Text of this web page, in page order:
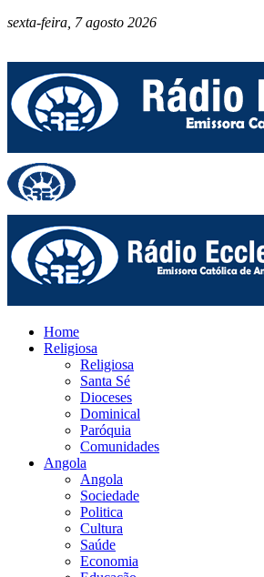
sexta-feira, 7 agosto 2026
Home
Religiosa
Religiosa
Santa Sé
Dioceses
Dominical
Paróquia
Comunidades
Angola
Angola
Sociedade
Politica
Cultura
Saúde
Economia